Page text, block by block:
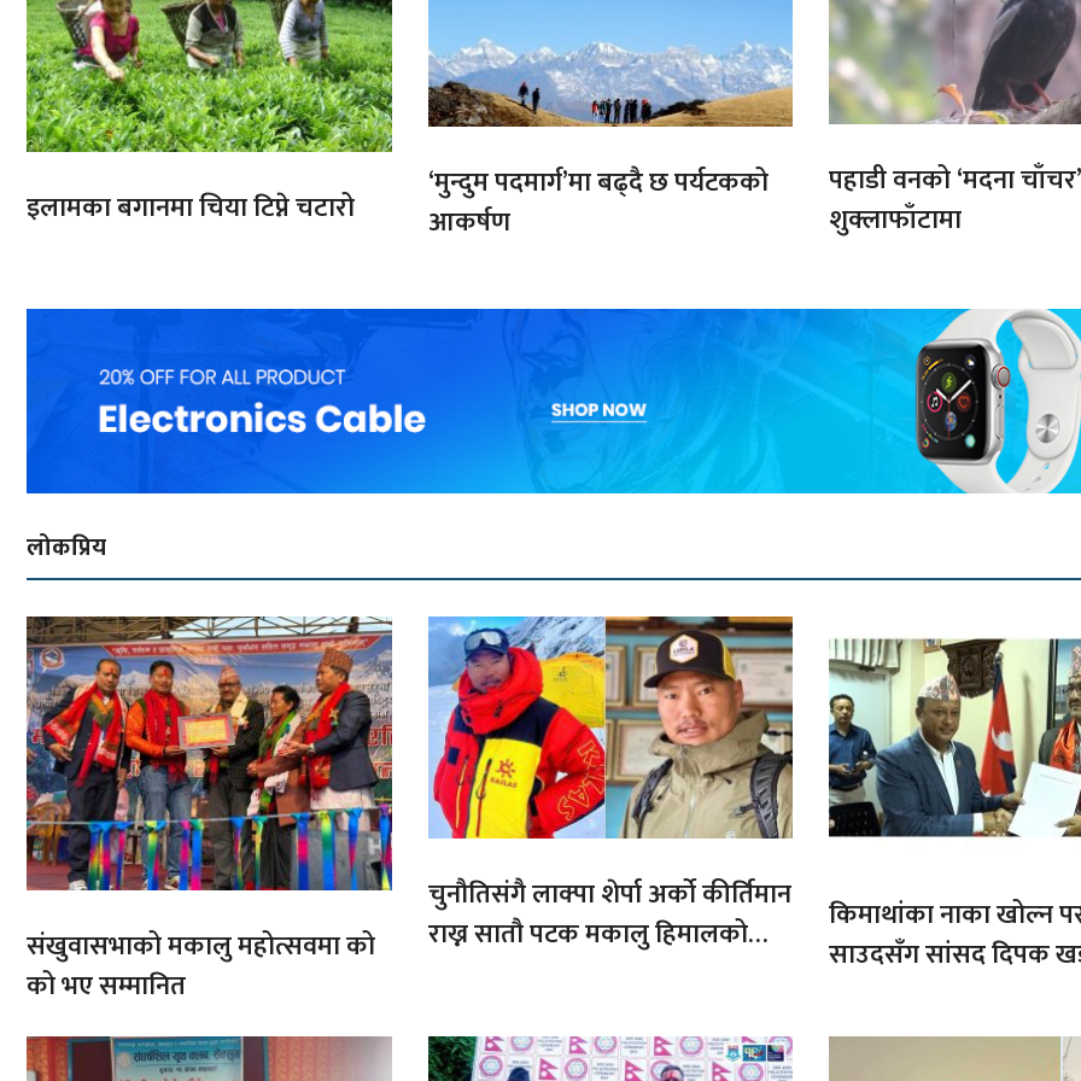
इलामका बगानमा चिया टिप्ने चटारो
‘मुन्दुम पदमार्ग’मा बढ्दै छ पर्यटकको
आकर्षण
पहाडी वनको ‘मदना चाँचर’
शुक्लाफाँटामा
लोकप्रिय
संखुवासभाको मकालु महोत्सवमा को
को भए सम्मानित
चुनौतिसंगै लाक्पा शेर्पा अर्को कीर्तिमान
राख्न सातौ पटक मकालु हिमालको
किमाथांका नाका खोल्न
साउदसँग सांसद दिपक